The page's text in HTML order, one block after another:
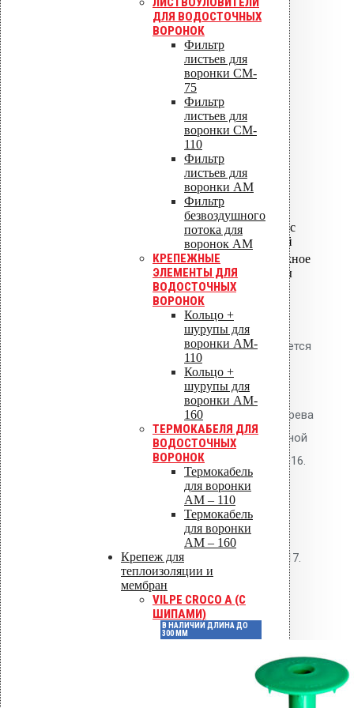
ДЛЯ ВОДОСТОЧНЫХ
ВОРОНОК
Фильтр
листьев для
воронки CM-
75
Фильтр
листьев для
воронки CM-
110
Фильтр
листьев для
воронки AM
Фильтр
безвоздушного
потока для
воронок AM
КРЕПЕЖНЫЕ
ЭЛЕМЕНТЫ ДЛЯ
ВОДОСТОЧНЫХ
ВОРОНОК
Кольцо +
шурупы для
воронки AM-
110
Кольцо +
шурупы для
воронки AM-
160
ТЕРМОКАБЕЛЯ ДЛЯ
ВОДОСТОЧНЫХ
ВОРОНОК
Термокабель
для воронки
AM – 110
Термокабель
для воронки
AM – 160
Крепеж для
теплоизоляции и
мембран
VILPE CROCO A (С
ШИПАМИ)
В НАЛИЧИИ ДЛИНА ДО
300 ММ
ковром методом наплавления.
Технические
характеристики
75 мм
Битумный
(оцинкованная
сталь)
Полипропилен с
теплоизоляцией
Комплектация
Фланец, крепёжное
кольцо, шурупы
Применение
Воронка AM-75 (340 мм) применяется
на кровлях с битумной
гидроизоляцией. Рекомендуется
установка термокабеля для обогрева
в зимний период. Расчёт пропускной
способности — по СП 30.13330.2016.
Нормативные
документы
СП 30.13330.2016, СП 17.13330.2017.
Детали
Черный